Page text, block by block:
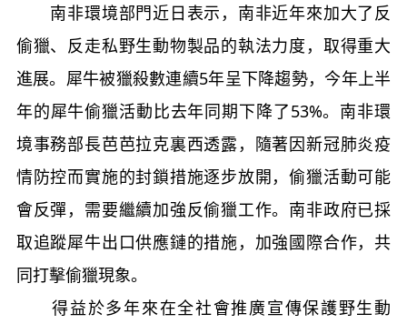
南非環境部門近日表示，南非近年來加大了反
偷獵、反走私野生動物製品的執法力度，取得重大
進展。犀牛被獵殺數連續5年呈下降趨勢，今年上半
年的犀牛偷獵活動比去年同期下降了53%。南非環
境事務部長芭芭拉克裏西透露，隨著因新冠肺炎疫
情防控而實施的封鎖措施逐步放開，偷獵活動可能
會反彈，需要繼續加強反偷獵工作。南非政府已採
取追蹤犀牛出口供應鏈的措施，加強國際合作，共
同打擊偷獵現象。
得益於多年來在全社會推廣宣傳保護野生動